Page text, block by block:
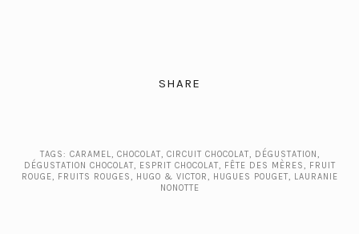
SHARE
TAGS: CARAMEL, CHOCOLAT, CIRCUIT CHOCOLAT, DÉGUSTATION,
DÉGUSTATION CHOCOLAT, ESPRIT CHOCOLAT, FÊTE DES MÈRES, FRUIT
ROUGE, FRUITS ROUGES, HUGO & VICTOR, HUGUES POUGET, LAURANIE
NONOTTE